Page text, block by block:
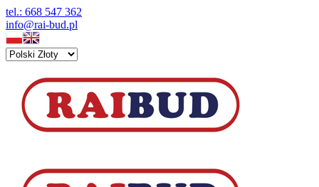
tel.: 668 547 362
info@rai-bud.pl